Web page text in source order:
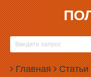
Главная Статьи
25.05.2026, 17:55
В ЕКАТЕРИНБУРГЕ
МЕСТУ
В Екатеринбурге в
бесплатные